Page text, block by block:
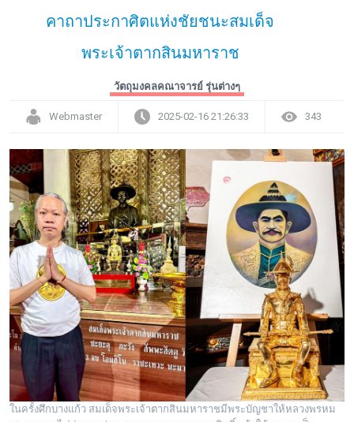
คาถาประกาศิตแห่งชัยชนะสมเด็จ
พระเจ้าตากสินมหาราช
วัตถุมงคลคณาจารย์ รุ่นต่างๆ
Webmaster 2025-02-16 21:26:33 343
ในครั้งศึกบางแก้ว สมเด็จพระเจ้าตากสินมหาราชมีพระบัญชาให้หลวงพรหม